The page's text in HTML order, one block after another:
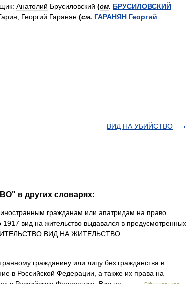
Анатолий Брусиловский (см. БРУСИЛОВСКИЙ
Георгий Гаранян (см. ГАРАНЯН Георгий
ВИД НА УБИЙСТВО
в других словарях:
гражданам или апатридам на право
вид на жительство выдавался в предусмотренных
ЖИТЕЛЬСТВО ВИД НА ЖИТЕЛЬСТВО… …
гражданину или лицу без гражданства в
в Российской Федерации, а также их права на